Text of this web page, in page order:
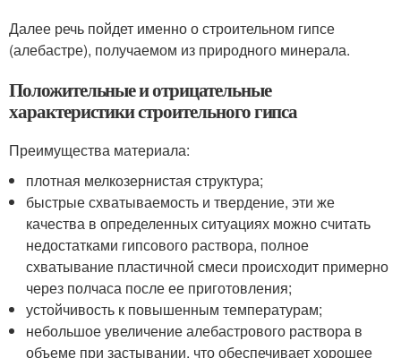
Далее речь пойдет именно о строительном гипсе
(алебастре), получаемом из природного минерала.
Положительные и отрицательные
характеристики строительного гипса
Преимущества материала:
плотная мелкозернистая структура;
быстрые схватываемость и твердение, эти же
качества в определенных ситуациях можно считать
недостатками гипсового раствора, полное
схватывание пластичной смеси происходит примерно
через полчаса после ее приготовления;
устойчивость к повышенным температурам;
небольшое увеличение алебастрового раствора в
объеме при застывании, что обеспечивает хорошее